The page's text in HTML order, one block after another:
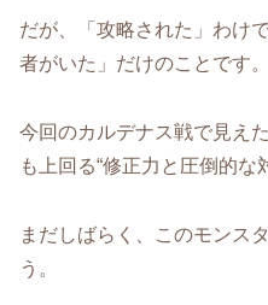
だが、「攻略された」わけ
者がいた」だけのことです。
今回のカルデナス戦で見えた
も上回る“修正力と圧倒的な
まだしばらく、このモンス
う。